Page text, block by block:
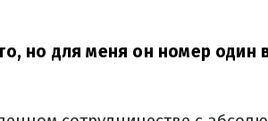
но для меня он номер один